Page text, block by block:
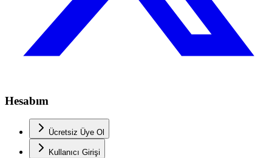
Hesabım
Ücretsiz Üye Ol
Kullanıcı Girişi